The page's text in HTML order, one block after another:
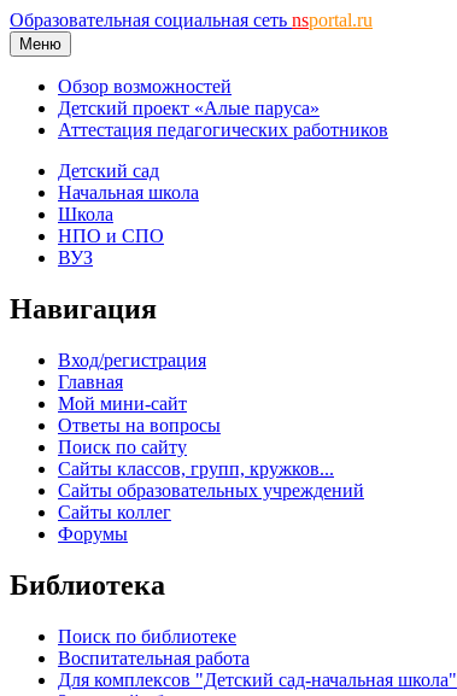
Образовательная социальная сеть nsportal.ru
Меню
Обзор возможностей
Детский проект «Алые паруса»
Аттестация педагогических работников
Детский сад
Начальная школа
Школа
НПО и СПО
ВУЗ
Навигация
Вход/регистрация
Главная
Мой мини-сайт
Ответы на вопросы
Поиск по сайту
Сайты классов, групп, кружков...
Сайты образовательных учреждений
Сайты коллег
Форумы
Библиотека
Поиск по библиотеке
Воспитательная работа
Для комплексов "Детский сад-начальная школа"